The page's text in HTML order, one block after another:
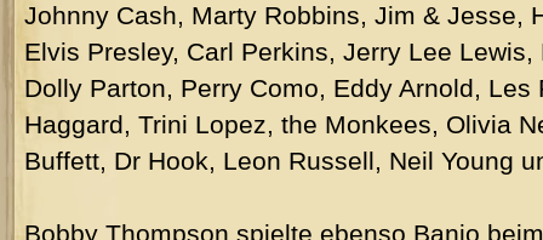
Johnny Cash, Marty Robbins, Jim & Jesse,
Elvis Presley, Carl Perkins, Jerry Lee
Dolly Parton, Perry Como, Eddy Arnold,
Haggard, Trini Lopez, the Monkees, Olivia
Buffett, Dr Hook, Leon Russell, Neil Young
Bobby Thompson spielte ebenso Banjo